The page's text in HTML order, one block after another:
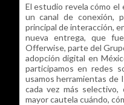
El estudio revela cómo
un canal de conexión,
principal de interacción,
nueva entrega, que
Offerwise, parte del
adopción digital en
participamos en redes
usamos herramientas de
cada vez más
mayor cautela cuándo,